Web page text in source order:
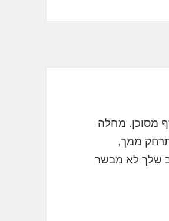
מסוכן. מחלה
ממך,
שלך לא מבשר